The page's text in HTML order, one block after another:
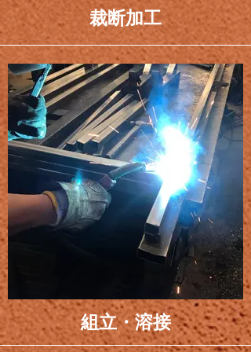
裁断加工
組立・溶接